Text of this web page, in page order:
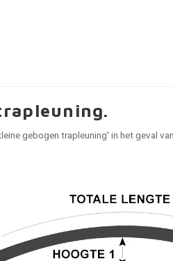
gebogen trapleuning' in het geval